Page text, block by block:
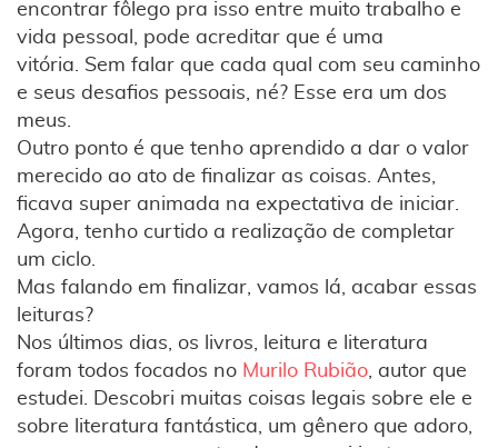
encontrar fôlego pra isso entre muito trabalho e
vida pessoal, pode acreditar que é uma
vitória. Sem falar que cada qual com seu caminho
e seus desafios pessoais, né? Esse era um dos
meus.
Outro ponto é que tenho aprendido a dar o valor
merecido ao ato de finalizar as coisas. Antes,
ficava super animada na expectativa de iniciar.
Agora, tenho curtido a realização de completar
um ciclo.
Mas falando em finalizar, vamos lá, acabar essas
leituras?
Nos últimos dias, os livros, leitura e literatura
foram todos focados no Murilo Rubião, autor que
estudei. Descobri muitas coisas legais sobre ele e
sobre literatura fantástica, um gênero que adoro,